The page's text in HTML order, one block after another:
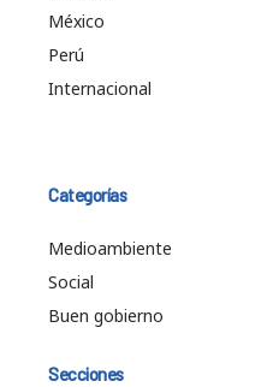
México
Perú
Internacional
Categorías
Medioambiente
Social
Buen gobierno
Secciones